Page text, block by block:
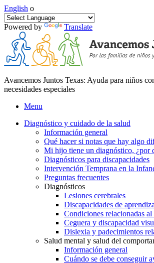
English o
Powered by Translate
Avancemos Juntos Texas: Ayuda para niños
necesidades especiales
Menu
Diagnóstico y cuidado de la salud
Información general
Qué hacer si notas que hay algo
Mi hijo tiene un diagnóstico, ¿por
Diagnósticos para discapacidades
Intervención Temprana en la
Preguntas frecuentes
Diagnósticos
Lesiones cerebrales
Discapacidades de
Condiciones relacionadas
Ceguera y discapacidad
Dislexia y padecimientos
Salud mental y salud del
Información general
Cuándo se debe conseguir